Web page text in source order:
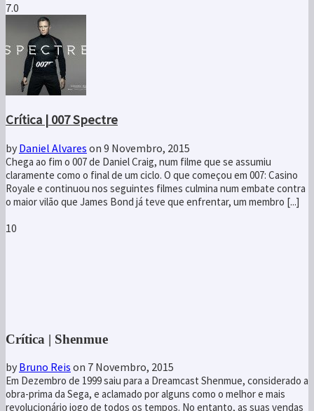
7.0
Crítica | 007 Spectre
by Daniel Alvares on 9 Novembro, 2015
Chega ao fim o 007 de Daniel Craig, num filme que se assumiu
claramente como o final de um ciclo. O que começou em 007: Casino
Royale e continuou nos seguintes filmes culmina num embate contra
o maior vilão que James Bond já teve que enfrentar, um membro [...]
10
Crítica | Shenmue
by Bruno Reis on 7 Novembro, 2015
Em Dezembro de 1999 saiu para a Dreamcast Shenmue, considerado a
obra-prima da Sega, e aclamado por alguns como o melhor e mais
revolucionário jogo de todos os tempos. No entanto, as suas vendas